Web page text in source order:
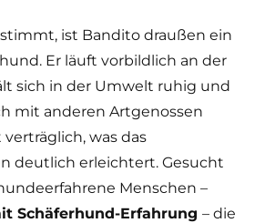
ist Bandito draußen ein
Er läuft vorbildlich an der
sich in der Umwelt ruhig und
mit anderen Artgenossen
was das
deutlich erleichtert. Gesucht
Menschen –
Schäferhund-Erfahrung – die